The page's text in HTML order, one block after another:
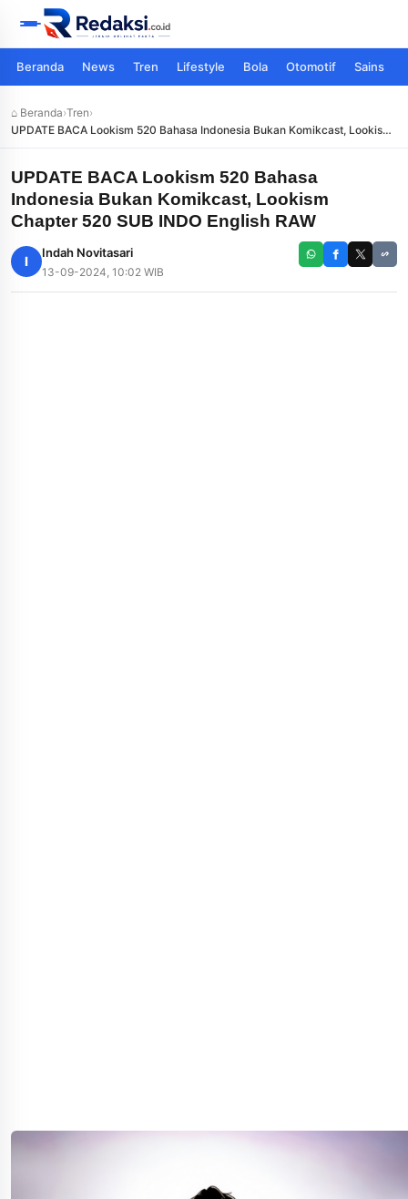
Beranda News Tren Lifestyle Bola Otomotif Sains
⌂ Beranda›Tren›
UPDATE BACA Lookism 520 Bahasa Indonesia Bukan Komikcast, Lookism
Chapter 520 SUB INDO English RAW
UPDATE BACA Lookism 520 Bahasa
Indonesia Bukan Komikcast, Lookism
Chapter 520 SUB INDO English RAW
I
Indah Novitasari
13-09-2024, 10:02 WIB